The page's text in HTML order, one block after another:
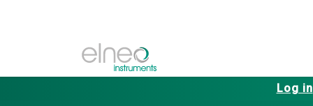
Log in